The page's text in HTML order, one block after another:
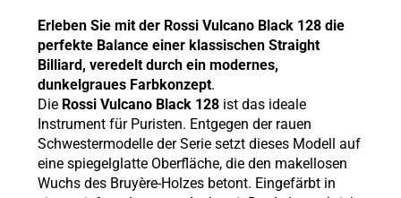
Erleben Sie mit der Rossi Vulcano Black 128 die
perfekte Balance einer klassischen Straight
Billiard, veredelt durch ein modernes,
dunkelgraues Farbkonzept.
Die Rossi Vulcano Black 128ist das ideale
Instrument für Puristen. Entgegen der rauen
Schwestermodelle der Serie setzt dieses Modell auf
eine spiegelglatte Oberfläche, die den makellosen
Wuchs des Bruyère-Holzes betont. Eingefärbt in